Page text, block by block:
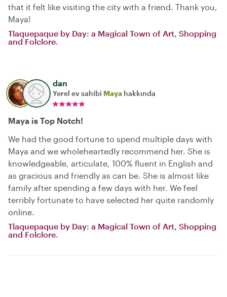
that it felt like visiting the city with a friend. Thank you,
Maya!
Tlaquepaque by Day: a Magical Town of Art, Shopping
and Folclore.
dan
Yerel ev sahibi Maya hakkında
Maya is Top Notch!
We had the good fortune to spend multiple days with
Maya and we wholeheartedly recommend her. She is
knowledgeable, articulate, 100% fluent in English and
as gracious and friendly as can be. She is almost like
family after spending a few days with her. We feel
terribly fortunate to have selected her quite randomly
online.
Tlaquepaque by Day: a Magical Town of Art, Shopping
and Folclore.